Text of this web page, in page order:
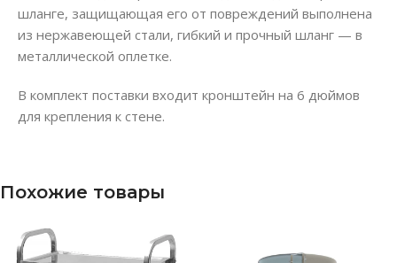
шланге, защищающая его от повреждений выполнена
из нержавеющей стали, гибкий и прочный шланг — в
металлической оплетке.
В комплект поставки входит кронштейн на 6 дюймов
для крепления к стене.
Похожие товары